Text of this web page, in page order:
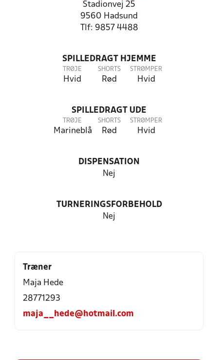
Stadionvej 25
9560 Hadsund
Tlf: 9857 4488
SPILLEDRAGT HJEMME
TRØJE
Hvid
SHORTS
Rød
STRØMPER
Hvid
SPILLEDRAGT UDE
TRØJE
Marineblå
SHORTS
Rød
STRØMPER
Hvid
DISPENSATION
Nej
TURNERINGSFORBEHOLD
Nej
Træner
Maja Hede
28771293
maja__hede@hotmail.com